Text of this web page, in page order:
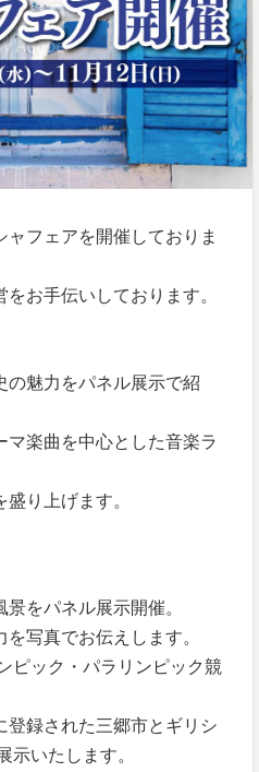
フェアを開催しておりま
お手伝いしております。
の魅力をパネル展示で紹
マ楽曲を中心とした音楽ラ
り上げます。
をパネル展示開催。
写真でお伝えします。
ピック・パラリンピック競
録された三郷市とギリシ
いたします。